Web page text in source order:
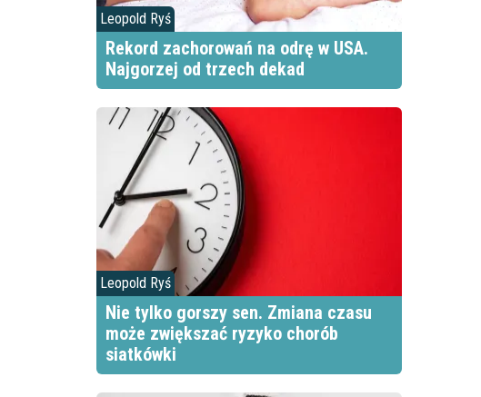
Leopold Ryś
Rekord zachorowań na odrę w USA.
Najgorzej od trzech dekad
Leopold Ryś
Nie tylko gorszy sen. Zmiana czasu
może zwiększać ryzyko chorób
siatkówki